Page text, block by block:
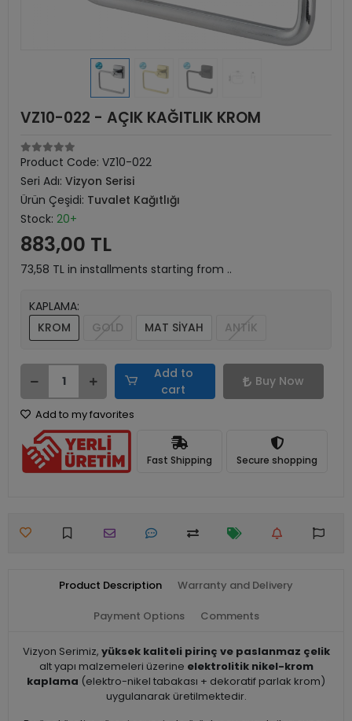
VZ10-022 - AÇIK KAĞITLIK KROM
Product Code: VZ10-022
Seri Adı: Vizyon Serisi
Ürün Çeşidi: Tuvalet Kağıtlığı
Stock: 20+
883,00 TL
73,58 TL in installments starting from ..
KAPLAMA:
KROM
GOLD MAT SİYAH ANTİK
Add to
cart
Buy Now
Add to my favorites
Fast Shipping Secure shopping
Product Description Warranty and Delivery
Payment Options Comments
Vizyon Serimiz, yüksek kaliteli pirinç ve paslanmaz çelik
alt yapı malzemeleri üzerine elektrolitik nikel-krom
kaplama (elektro-nikel tabakası + dekoratif parlak krom)
uygulanarak üretilmektedir.